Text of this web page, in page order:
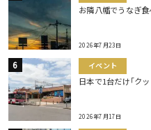
お隣八幡でうなぎ食
2026年7月23日
イベント
日本で1台だけ｢ク
2026年7月17日